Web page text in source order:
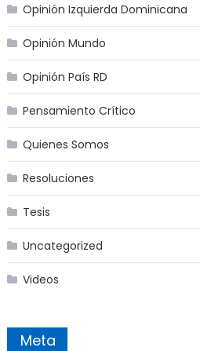
Opinión Izquierda Dominicana
Opinión Mundo
Opinión País RD
Pensamiento Crítico
Quienes Somos
Resoluciones
Tesis
Uncategorized
Videos
Meta